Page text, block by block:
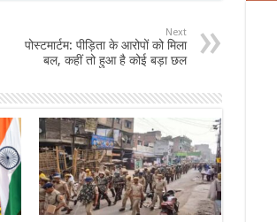
Next
पोस्टमार्टम: पीड़िता के आरोपों को मिला
बल, कहीं तो हुआ है कोई बड़ा छल